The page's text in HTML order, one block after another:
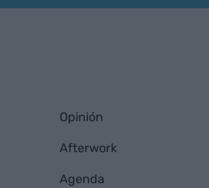
Opinión
Afterwork
Agenda